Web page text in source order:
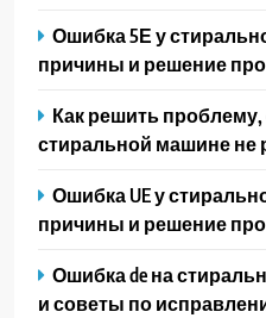
Ошибка 5Е у
причины и решение
Как решить
стиральной машине не
Ошибка UE у
причины и решение
Ошибка de на
и советы по